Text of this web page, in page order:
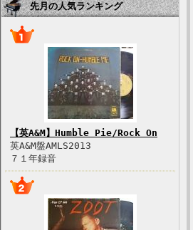
先月の人気ランキング
【英A&M】Humble Pie/Rock On
英A&M盤AMLS2013
７１年録音